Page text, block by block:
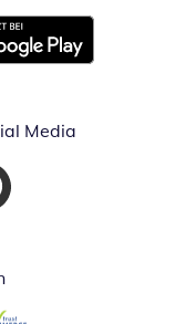
Fenster
Media
Fenster
in neuem Fenster